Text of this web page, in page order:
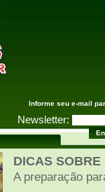
Informe seu e-mail
Newsletter:
DICAS
A preparação